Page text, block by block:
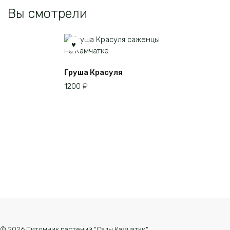
Вы смотрели
Груша Красуля
1200 ₽